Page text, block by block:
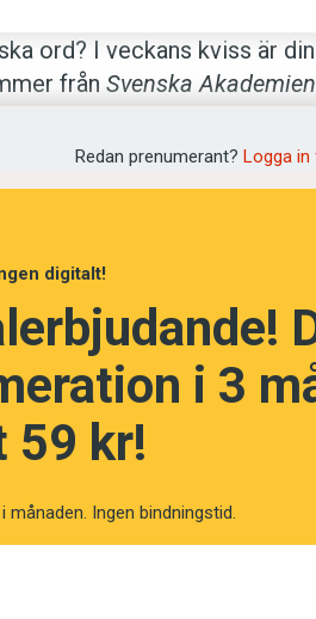
ord? I veckans kviss är
från Svenska
ordkunskap!
Redan prenumerant? Logga
digitalt!
i 3
59 kr!
månaden. Ingen bindningstid.